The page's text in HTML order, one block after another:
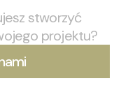
stworzyć
projektu?